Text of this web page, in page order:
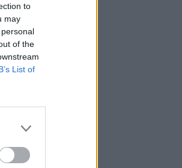
to
may
of the
List of